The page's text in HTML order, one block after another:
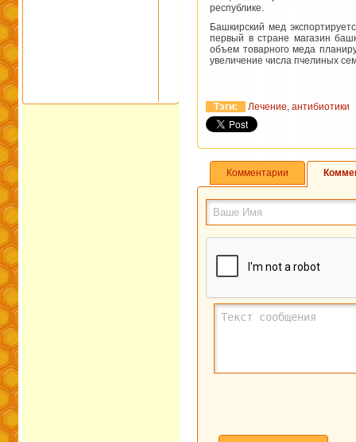
республике.
Башкирский мед
первый в стране магазин
объем товарного меда
увеличение числа пчелиных
Тэги: Лечение, антибиотики
Комментарии